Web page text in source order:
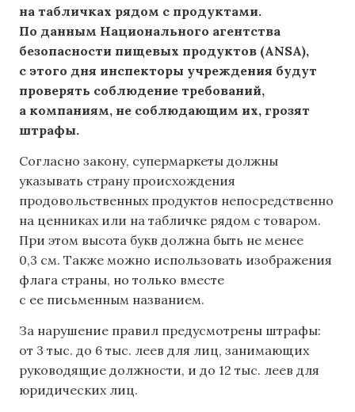
на табличках рядом с продуктами.
По данным Национального агентства
безопасности пищевых продуктов (ANSA),
с этого дня инспекторы учреждения будут
проверять соблюдение требований,
а компаниям, не соблюдающим их, грозят
штрафы.
Согласно закону, супермаркеты должны
указывать страну происхождения
продовольственных продуктов непосредственно
на ценниках или на табличке рядом с товаром.
При этом высота букв должна быть не менее
0,3 см. Также можно использовать изображения
флага страны, но только вместе
с ее письменным названием.
За нарушение правил предусмотрены штрафы:
от 3 тыс. до 6 тыс. леев для лиц, занимающих
руководящие должности, и до 12 тыс. леев для
юридических лиц.